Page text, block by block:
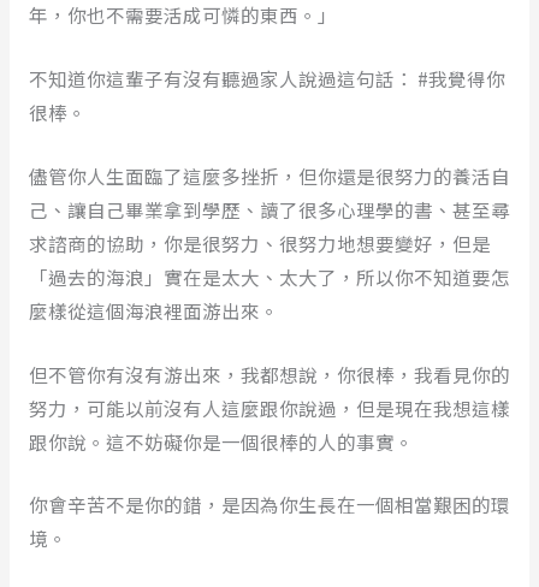
年，你也不需要活成可憐的東西。」
不知道你這輩子有沒有聽過家人說過這句話： #我覺得你
很棒。
儘管你人生面臨了這麼多挫折，但你還是很努力的養活自
己、讓自己畢業拿到學歷、讀了很多心理學的書、甚至尋
求諮商的協助，你是很努力、很努力地想要變好，但是
「過去的海浪」實在是太大、太大了，所以你不知道要怎
麼樣從這個海浪裡面游出來。
但不管你有沒有游出來，我都想說，你很棒，我看見你的
努力，可能以前沒有人這麼跟你說過，但是現在我想這樣
跟你說。這不妨礙你是一個很棒的人的事實。
你會辛苦不是你的錯，是因為你生長在一個相當艱困的環
境。